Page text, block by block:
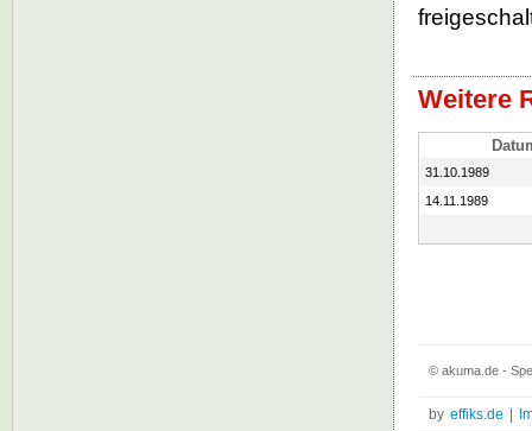
Weitere
31.10.1989
14.11.1989
© akuma.de -
by effiks.de